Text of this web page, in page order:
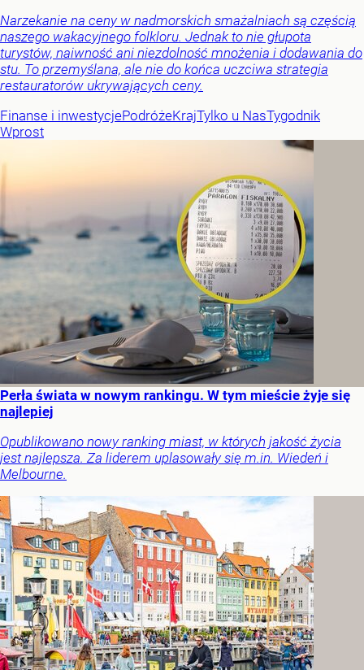
Narzekanie na ceny w nadmorskich smażalniach są częścią
naszego wakacyjnego folkloru. Jednak to nie głupota
turystów, naiwność ani niezdolność mnożenia i dodawania do
stu. To przemyślana, ale nie do końca uczciwa strategia
restauratorów ukrywających ceny.
Finanse i inwestycjePodróżeKrajTylko u NasTygodnik
Wprost
Perła świata w nowym rankingu. W tym mieście żyje się
najlepiej
Opublikowano nowy ranking miast, w których jakość życia
jest najlepsza. Za liderem uplasowały się m.in. Wiedeń i
Melbourne.